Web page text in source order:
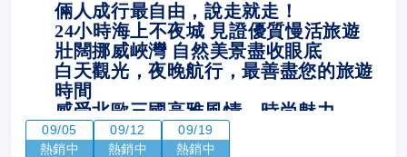
倆人成行最自由，說走就走！
24小時海上不夜城 見證優質慢活旅遊
壯闊挪威峽灣 自然美景盡收眼底
白天觀光，夜晚航行，最善盡您的旅遊
時間
感受北歐三國高雅風情、時尚魅力
全新18萬噸神女號，質感海上渡假城堡
09/05
熱銷中
09/12
熱銷中
09/19
熱銷中